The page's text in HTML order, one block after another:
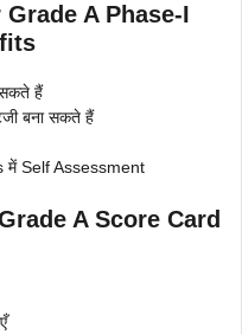
A Phase-I
हैं
बना सकते हैं
Self Assessment
A Score Card